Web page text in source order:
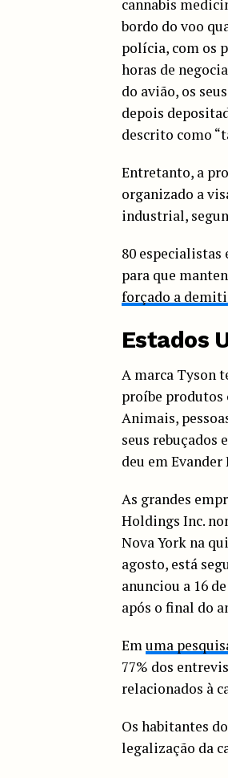
cannabis
bordo do voo
polícia, com os
horas de
do avião, os
depois
descrito como
Entretanto, a
organizado a
industrial,
80 especialistas
para que
forçado a
Estados
A marca Tyson
proíbe produtos
Animais,
seus rebuçados
deu em
As grandes
Holdings Inc.
Nova York na
agosto, está
anunciou a 16
após o final do
Emuma
77% dos
relacionados à
Os habitantes
legalização da